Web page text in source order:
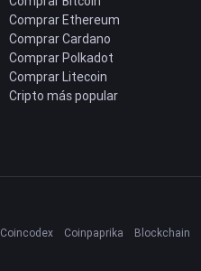
Comprar Ethereum
Comprar Cardano
Comprar Polkadot
Comprar Litecoin
Cripto más popular
Coincodex Coinpaprika Blockchain